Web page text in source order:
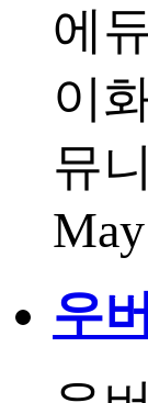
에
이
뮤
우